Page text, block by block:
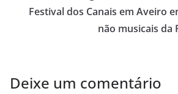
o
r
p
g
e
n
k
Festival dos Canais em Aveiro
não musicais da
Deixe um comentário